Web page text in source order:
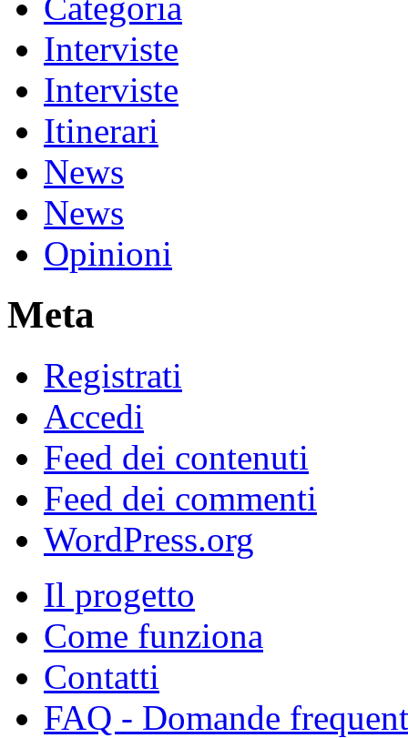
Categoria
Interviste
Interviste
Itinerari
News
News
Opinioni
Meta
Registrati
Accedi
Feed dei contenuti
Feed dei commenti
WordPress.org
Il progetto
Come funziona
Contatti
FAQ - Domande